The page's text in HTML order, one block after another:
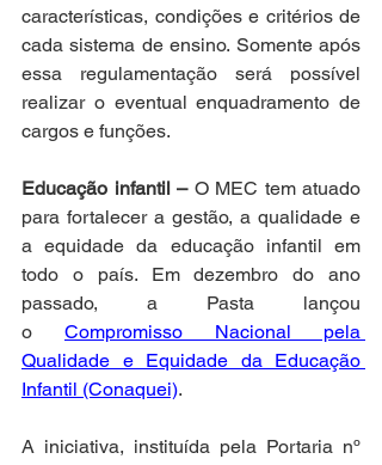
características, condições e critérios de
cada sistema de ensino. Somente após
essa regulamentação será possível
realizar o eventual enquadramento de
cargos e funções.
Educação infantil – O MEC tem atuado
para fortalecer a gestão, a qualidade e
a equidade da educação infantil em
todo o país. Em dezembro do ano
passado, a Pasta lançou
o Compromisso Nacional pela
Qualidade e Equidade da Educação
Infantil (Conaquei).
A iniciativa, instituída pela Portaria nº